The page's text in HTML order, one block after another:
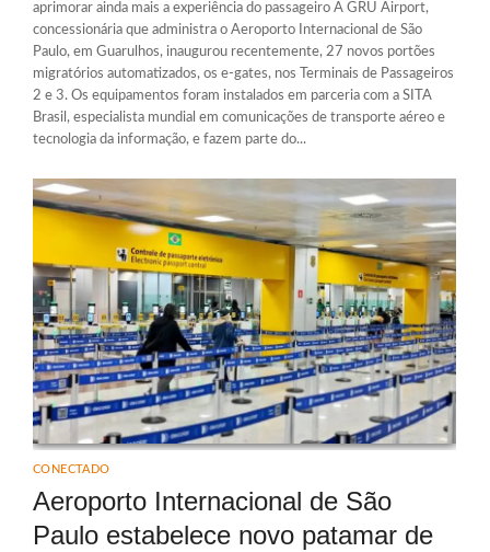
aprimorar ainda mais a experiência do passageiro A GRU Airport,
concessionária que administra o Aeroporto Internacional de São
Paulo, em Guarulhos, inaugurou recentemente, 27 novos portões
migratórios automatizados, os e-gates, nos Terminais de Passageiros
2 e 3. Os equipamentos foram instalados em parceria com a SITA
Brasil, especialista mundial em comunicações de transporte aéreo e
tecnologia da informação, e fazem parte do...
CONECTADO
Aeroporto Internacional de São
Paulo estabelece novo patamar de